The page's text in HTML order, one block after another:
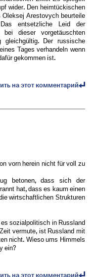
wider. Den heimtückischen
Oleksej Arestovych beurteile
entsetzliche Leid der
dieser vorgetäuschten
gleichgültig. Der russische
Tages verhandeln wenn
gekommen ist.
на этот комментарий
vorn herein nicht für voll zu
betonen, dass sich der
hat, dass es kaum einen
wirtschaftlichen Strukturen
sozialpolitisch in Russland
vermute, ist Russland mit
nicht. Wieso ums Himmels
ein?
на этот комментарий